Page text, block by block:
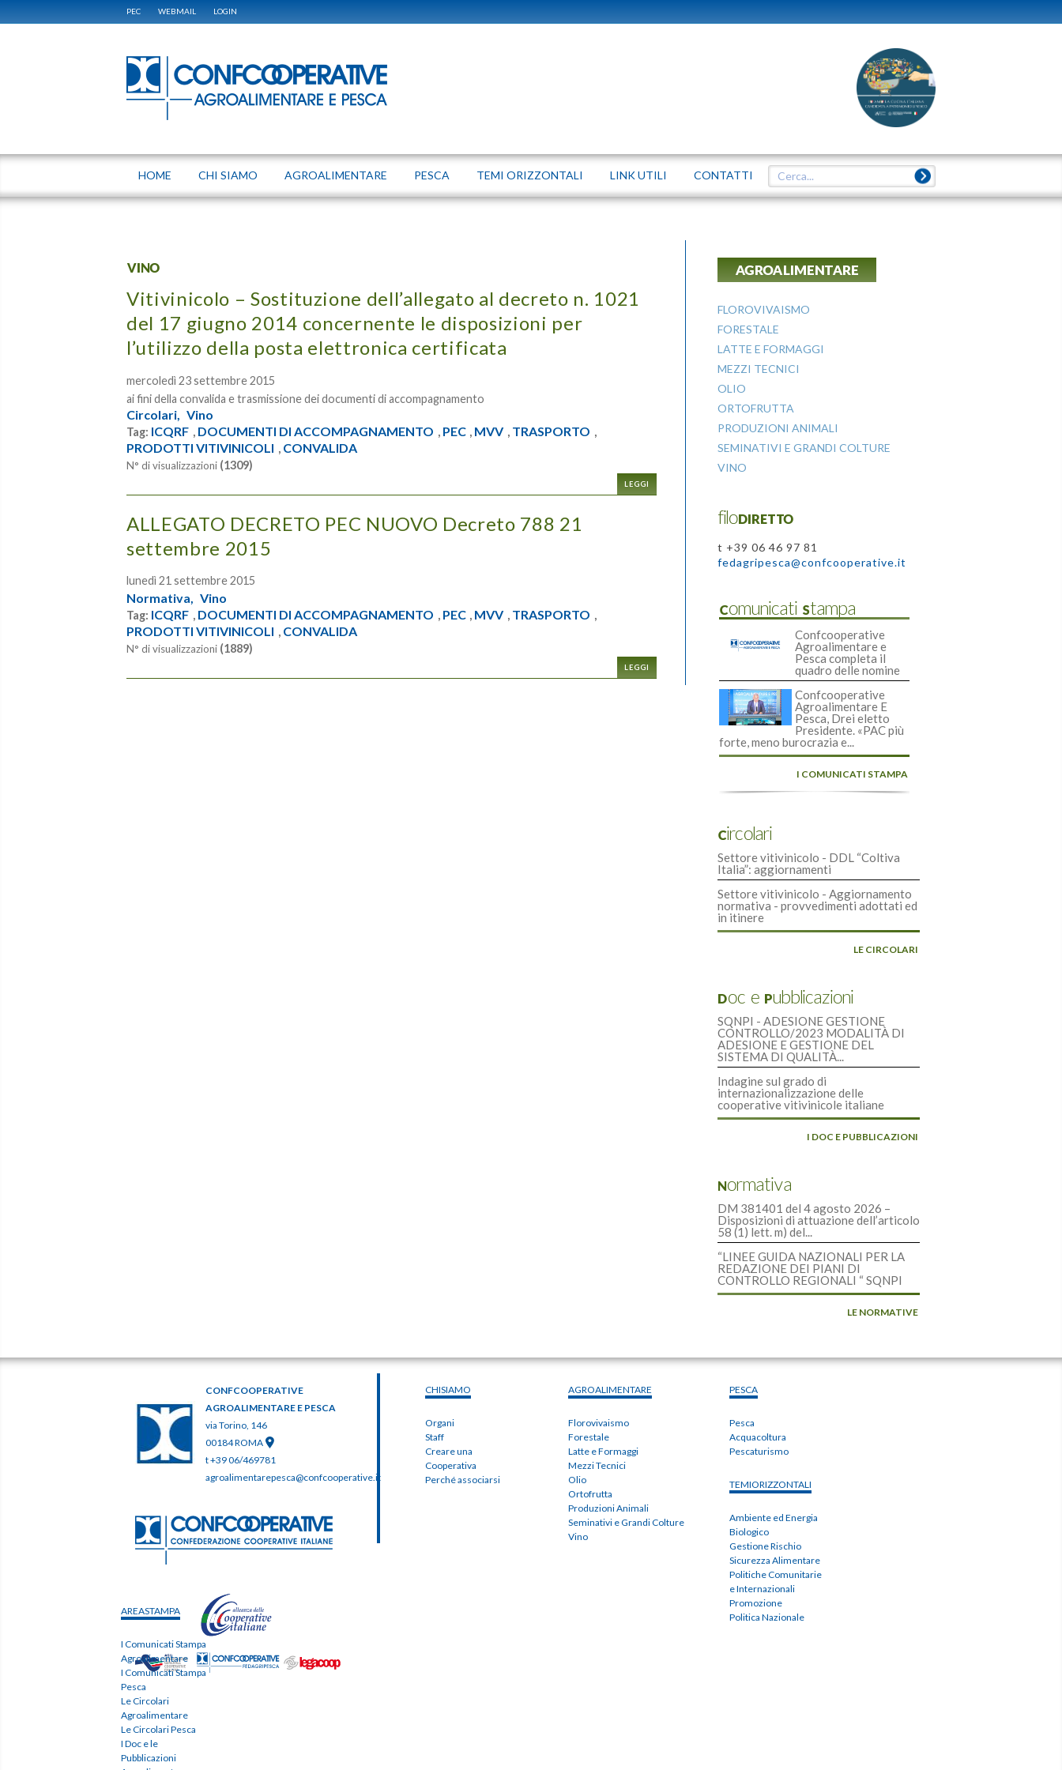
PEC WEBMAIL LOGIN
HOME CHI SIAMO AGROALIMENTARE PESCA TEMI ORIZZONTALI LINK UTILI CONTATTI
VINO
Vitivinicolo – Sostituzione dell’allegato al decreto n. 1021
del 17 giugno 2014 concernente le disposizioni per
l’utilizzo della posta elettronica certificata
mercoledì 23 settembre 2015
ai fini della convalida e trasmissione dei documenti di accompagnamento
Circolari, Vino
Tag: ICQRF , DOCUMENTI DI ACCOMPAGNAMENTO , PEC , MVV , TRASPORTO ,
PRODOTTI VITIVINICOLI , CONVALIDA
N° di visualizzazioni (1309)
LEGGI
ALLEGATO DECRETO PEC NUOVO Decreto 788 21
settembre 2015
lunedì 21 settembre 2015
Normativa, Vino
Tag: ICQRF , DOCUMENTI DI ACCOMPAGNAMENTO , PEC , MVV , TRASPORTO ,
PRODOTTI VITIVINICOLI , CONVALIDA
N° di visualizzazioni (1889)
LEGGI
AGROALIMENTARE
FLOROVIVAISMO
FORESTALE
LATTE E FORMAGGI
MEZZI TECNICI
OLIO
ORTOFRUTTA
PRODUZIONI ANIMALI
SEMINATIVI E GRANDI COLTURE
VINO
filoDIRETTO
t +39 06 46 97 81
fedagripesca@confcooperative.it
Comunicati Stampa
Confcooperative
Agroalimentare e
Pesca completa il
quadro delle nomine
Confcooperative
Agroalimentare E
Pesca, Drei eletto
Presidente. «PAC più
forte, meno burocrazia e...
I COMUNICATI STAMPA
Circolari
Settore vitivinicolo - DDL “Coltiva
Italia”: aggiornamenti
Settore vitivinicolo - Aggiornamento
normativa - provvedimenti adottati ed
in itinere
LE CIRCOLARI
Doc e Pubblicazioni
SQNPI - ADESIONE GESTIONE
CONTROLLO/2023 MODALITÀ DI
ADESIONE E GESTIONE DEL
SISTEMA DI QUALITÀ...
Indagine sul grado di
internazionalizzazione delle
cooperative vitivinicole italiane
I DOC E PUBBLICAZIONI
Normativa
DM 381401 del 4 agosto 2026 –
Disposizioni di attuazione dell’articolo
58 (1) lett. m) del...
“LINEE GUIDA NAZIONALI PER LA
REDAZIONE DEI PIANI DI
CONTROLLO REGIONALI “ SQNPI
LE NORMATIVE
CONFCOOPERATIVE
AGROALIMENTARE E PESCA
via Torino, 146
00184 ROMA
t +39 06/469781
agroalimentarepesca@confcooperative.it
CHISIAMO
Organi
Staff
Creare una
Cooperativa
Perché associarsi
AGROALIMENTARE
Florovivaismo
Forestale
Latte e Formaggi
Mezzi Tecnici
Olio
Ortofrutta
Produzioni Animali
Seminativi e Grandi Colture
Vino
PESCA
Pesca
Acquacoltura
Pescaturismo
TEMIORIZZONTALI
Ambiente ed Energia
Biologico
Gestione Rischio
Sicurezza Alimentare
Politiche Comunitarie
e Internazionali
Promozione
Politica Nazionale
AREASTAMPA
I Comunicati Stampa
Agroalimentare
I Comunicati Stampa
Pesca
Le Circolari
Agroalimentare
Le Circolari Pesca
I Doc e le
Pubblicazioni